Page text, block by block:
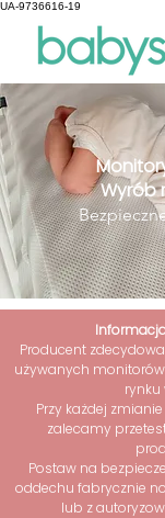
UA-9736616-19
Wyrób
Producent
używanych
Przy każdej
zalecamy
Postaw na
oddechu fabrycznie
lub z